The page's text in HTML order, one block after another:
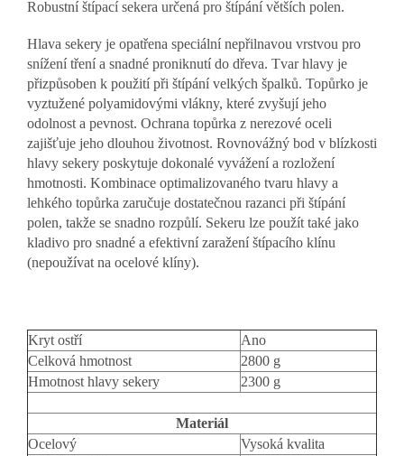
Robustní štípací sekera určená pro štípání větších polen.
Hlava sekery je opatřena speciální nepřilnavou vrstvou pro
snížení tření a snadné proniknutí do dřeva. Tvar hlavy je
přizpůsoben k použití při štípání velkých špalků. Topůrko je
vyztužené polyamidovými vlákny, které zvyšují jeho
odolnost a pevnost. Ochrana topůrka z nerezové oceli
zajišťuje jeho dlouhou životnost. Rovnovážný bod v blízkosti
hlavy sekery poskytuje dokonalé vyvážení a rozložení
hmotnosti. Kombinace optimalizovaného tvaru hlavy a
lehkého topůrka zaručuje dostatečnou razanci při štípání
polen, takže se snadno rozpůlí. Sekeru lze použít také jako
kladivo pro snadné a efektivní zaražení štípacího klínu
(nepoužívat na ocelové klíny).
Kryt ostří
Ano
Celková hmotnost
2800 g
Hmotnost hlavy sekery
2300 g
Materiál
Ocelový
Vysoká kvalita